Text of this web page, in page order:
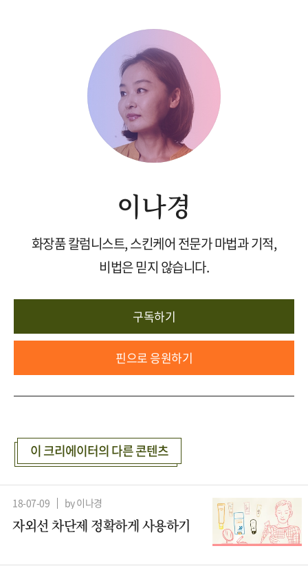
이나경
화장품 칼럼니스트, 스킨케어 전문가 마법과 기적,
비법은 믿지 않습니다.
구독하기
핀으로 응원하기
이 크리에이터의 다른 콘텐츠
18-07-09 by 이나경
자외선 차단제 정확하게 사용하기